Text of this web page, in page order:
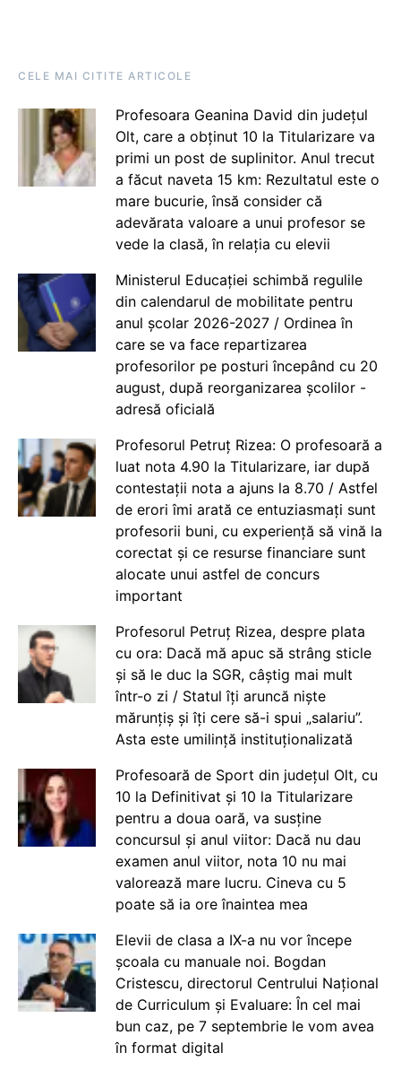
CELE MAI CITITE ARTICOLE
Profesoara Geanina David din județul
Olt, care a obținut 10 la Titularizare va
primi un post de suplinitor. Anul trecut
a făcut naveta 15 km: Rezultatul este o
mare bucurie, însă consider că
adevărata valoare a unui profesor se
vede la clasă, în relația cu elevii
Ministerul Educației schimbă regulile
din calendarul de mobilitate pentru
anul școlar 2026-2027 / Ordinea în
care se va face repartizarea
profesorilor pe posturi începând cu 20
august, după reorganizarea școlilor -
adresă oficială
Profesorul Petruț Rizea: O profesoară a
luat nota 4.90 la Titularizare, iar după
contestații nota a ajuns la 8.70 / Astfel
de erori îmi arată ce entuziasmați sunt
profesorii buni, cu experiență să vină la
corectat și ce resurse financiare sunt
alocate unui astfel de concurs
important
Profesorul Petruț Rizea, despre plata
cu ora: Dacă mă apuc să strâng sticle
și să le duc la SGR, câștig mai mult
într-o zi / Statul îți aruncă niște
mărunțiș și îți cere să-i spui „salariu”.
Asta este umilință instituționalizată
Profesoară de Sport din județul Olt, cu
10 la Definitivat și 10 la Titularizare
pentru a doua oară, va susține
concursul și anul viitor: Dacă nu dau
examen anul viitor, nota 10 nu mai
valorează mare lucru. Cineva cu 5
poate să ia ore înaintea mea
Elevii de clasa a IX-a nu vor începe
școala cu manuale noi. Bogdan
Cristescu, directorul Centrului Național
de Curriculum și Evaluare: În cel mai
bun caz, pe 7 septembrie le vom avea
în format digital